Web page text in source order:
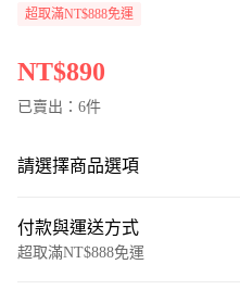
超取滿NT$888免運
NT$890
已賣出：6件
請選擇商品選項
付款與運送方式
超取滿NT$888免運